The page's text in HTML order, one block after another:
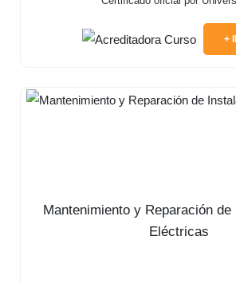
+
Mantenimiento y Reparación
Eléctricas